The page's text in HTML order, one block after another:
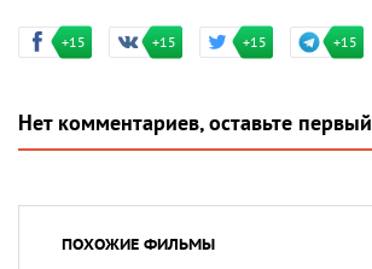
+15 +15 +15 +15
Нет комментариев, оставьте первый
ПОХОЖИЕ ФИЛЬМЫ